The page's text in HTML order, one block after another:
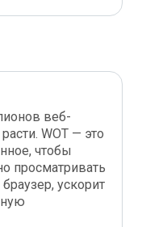
веб-
WOT — это
чтобы
просматривать
ускорит